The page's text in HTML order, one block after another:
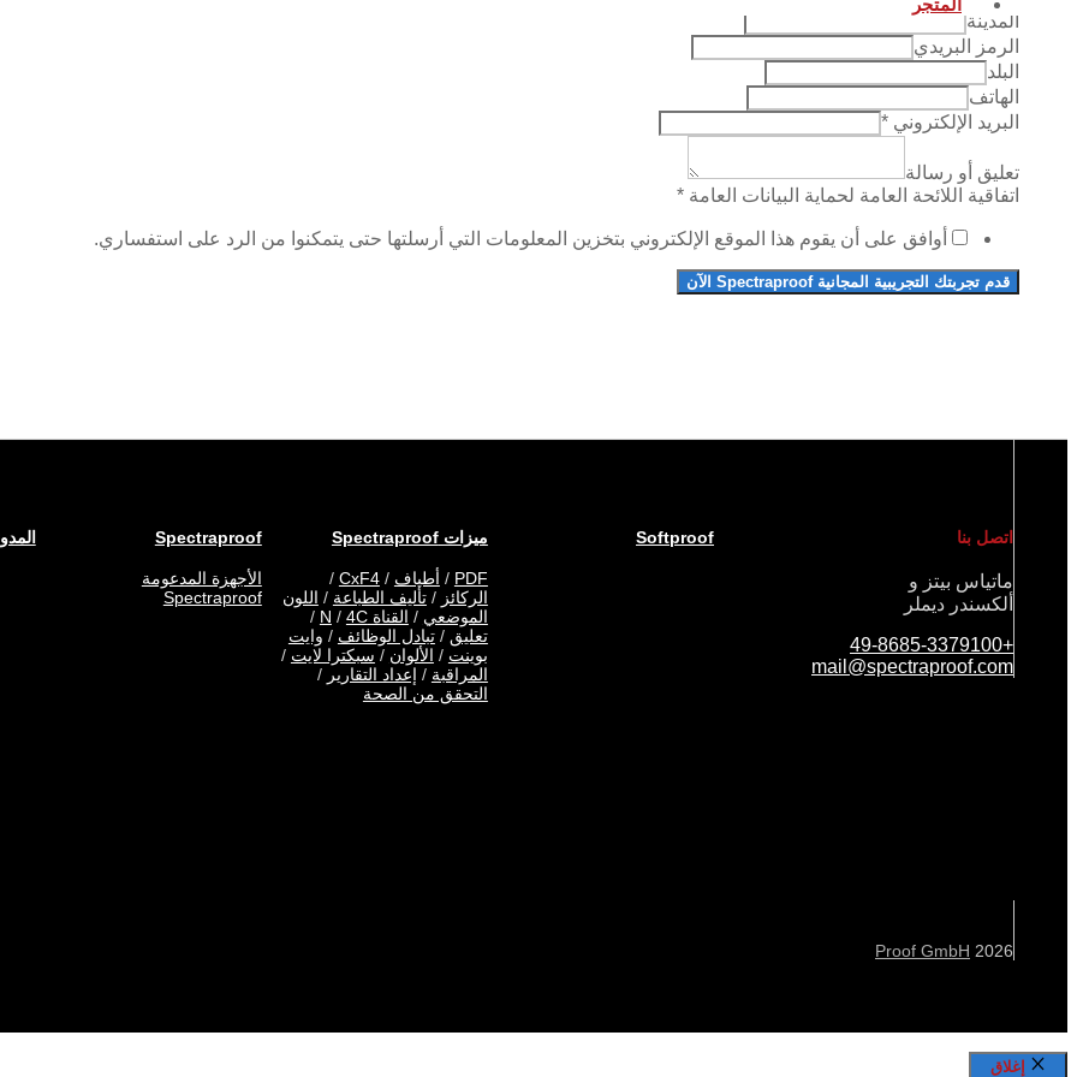
المتجر
المدينة
الرمز البريدي
Street
GDPR
or
البلد
الهاتف
البريد الإلكتروني *
تعليق أو رسالة
اتفاقية اللائحة العامة لحماية البيانات العامة *
أوافق على أن يقوم هذا الموقع الإلكتروني بتخزين المعلومات التي أرسلتها حتى يتمكنوا من الرد على استفساري.
قدم تجربتك التجريبية المجانية Spectraproof الآن
اتصل بنا
ماتياس بيتز و
ألكسندر ديملر
+49-8685-3379100
mail@spectraproof.com
Softproof ميزات Spectraproof
PDF
/ أطياف /
CxF4
/
الركائز /تأليف الطباعة / اللون
الموضعي / القناة N / 4C
/
تعليق /تبادل الوظائف / وايت
بوينت / الألوان / سبكترا لايت /
المراقبة / إعداد التقارير /
التحقق من الصحة
Spectraproof
الأجهزة المدعومة
Spectraproof
2026
Proof GmbH
إغلاق